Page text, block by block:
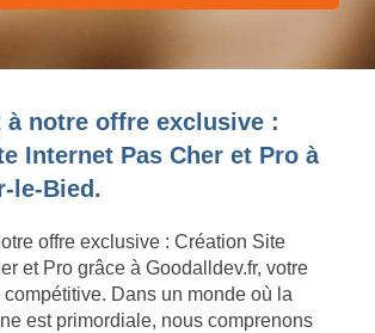
à notre offre exclusive :
Internet Pas Cher et Pro à
le-Bied.
offre exclusive : Création Site
et Pro grâce à Goodalldev.fr, votre
Dans un monde où la
est primordiale, nous comprenons